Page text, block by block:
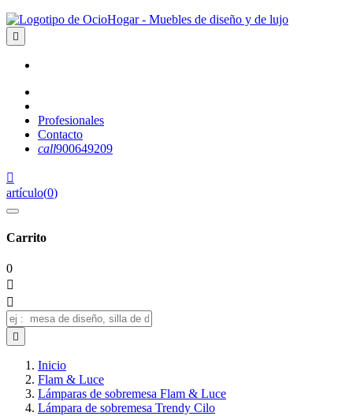

Profesionales
Contacto
call900649209

artículo(0)
Carrito
0



Inicio
Flam & Luce
Lámparas de sobremesa Flam & Luce
Lámpara de sobremesa Trendy Cilo